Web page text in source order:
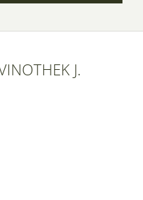
J.